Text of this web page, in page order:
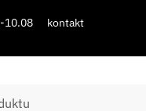
kontakt